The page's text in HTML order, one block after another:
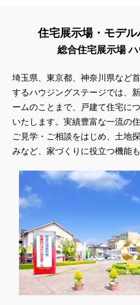
住宅展示場・モデ
総合住宅展示場
埼玉県、東京都、神奈川県など
するハウジングステージでは、
ームのことまで、戸建て住宅に
いたします。実績豊富な一流の
ご見学・ご相談をはじめ、土地
みなど、家づくりに役立つ機能も